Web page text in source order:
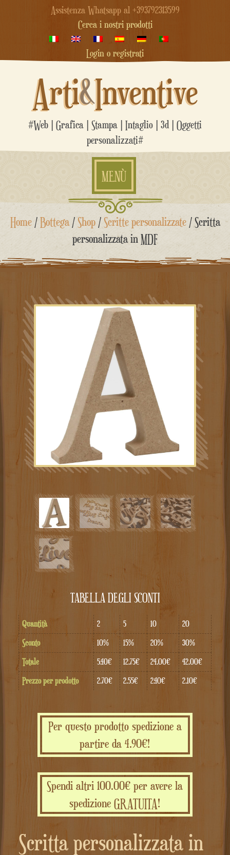
Assistenza Whatsapp al +393792313599
Cerca i nostri prodotti
Login o registrati
Arti&Inventive
#Web | Grafica | Stampa | Intaglio | 3d | Oggetti
personalizzati#
MENÙ
Salta
Home/Bottega/Shop/Scritte personalizzate/ Scritta
personalizzata in MDF
TABELLA DEGLI SCONTI
Quantità 2 5 10
20
Sconto
10% 15% 20%
30%
Totale
5.40€ 12.75€ 24.00€
42.00€
Prezzo per prodotto
2.70€ 2.55€ 2.40€ 2.10€
Per questo prodotto spedizione a
partire da 4.90€!
Spendi altri 100.00€ per avere la
spedizione GRATUITA!
Scritta personalizzata in